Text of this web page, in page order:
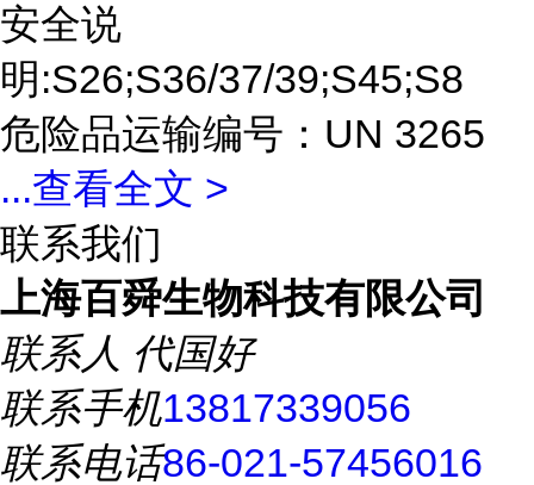
安全说
明:S26;S36/37/39;S45;S8
危险品运输编号：UN 3265
...查看全文 >
联系我们
上海百舜生物科技有限公司
联系人 代国好
联系手机13817339056
联系电话86-021-57456016